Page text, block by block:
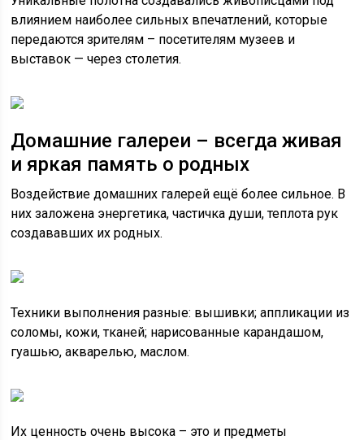
влиянием наиболее сильных впечатлений, которые
передаются зрителям – посетителям музеев и
выставок — через столетия.
Домашние галереи – всегда живая
и яркая память о родных
Воздействие домашних галерей ещё более сильное. В
них заложена энергетика, частичка души, теплота рук
создававших их родных.
Техники выполнения разные: вышивки; аппликации из
соломы, кожи, тканей; нарисованные карандашом,
гуашью, акварелью, маслом.
Их ценность очень высока – это и предметы